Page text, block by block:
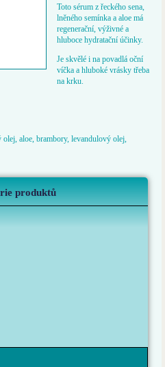
Toto sérum z řeckého sena,
lněného semínka a aloe má
regenerační, výživné a
hluboce hydratační účinky.
Je skvělé i na povadlá oční
víčka a hluboké vrásky třeba
na krku.
olej, aloe, brambory, levandulový olej,
produktů